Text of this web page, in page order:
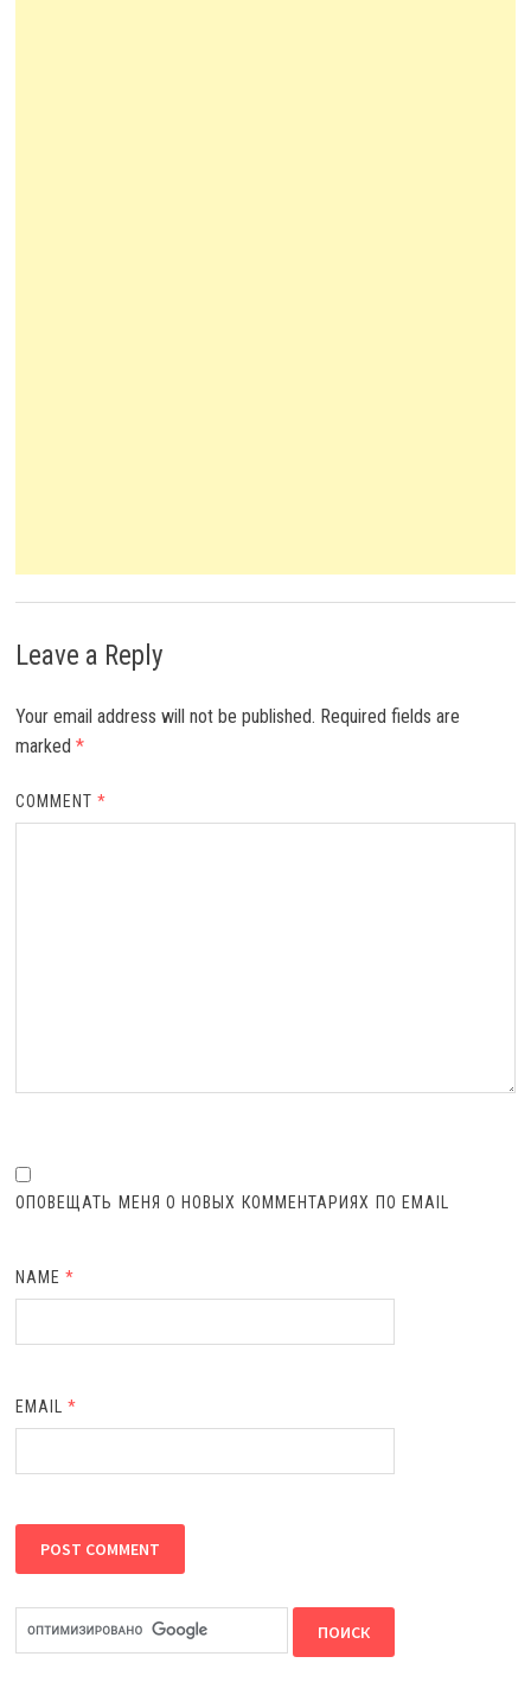
Leave a Reply
Your email address will not be published. Required fields are
marked *
COMMENT*
ОПОВЕЩАТЬ МЕНЯ О НОВЫХ КОММЕНТАРИЯХ ПО EMAIL
NAME*
EMAIL*